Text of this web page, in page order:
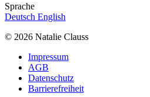
Sprache
Deutsch English
© 2026 Natalie Clauss
Impressum
AGB
Datenschutz
Barrierefreiheit